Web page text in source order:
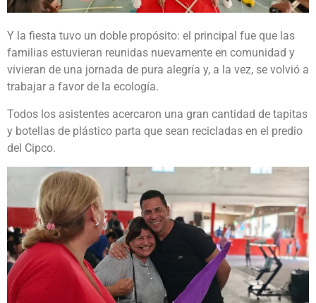
Y la fiesta tuvo un doble propósito: el principal fue que las
familias estuvieran reunidas nuevamente en comunidad y
vivieran de una jornada de pura alegría y, a la vez, se volvió a
trabajar a favor de la ecología.
Todos los asistentes acercaron una gran cantidad de tapitas
y botellas de plástico parta que sean recicladas en el predio
del Cipco.